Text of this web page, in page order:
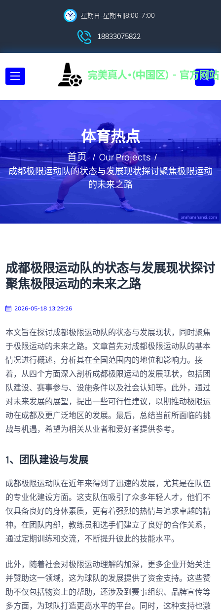
星期日-星期五||8:00-7:00
18833075822
体育热点
首页
Our Projects
成都极限运动队的状态与发展现状探讨聚焦极限运动
的未来之路
成都极限运动队的状态与发展现状探讨
聚焦极限运动的未来之路
2026-05-18 13:29:26
本文旨在探讨成都极限运动队的状态与发展现状，同时聚焦
于极限运动的未来之路。文章首先对成都极限运动队的基本
情况进行概述，分析其在全国范围内的地位和影响力。接
着，从四个方面深入剖析成都极限运动的发展现状，包括团
队建设、赛事参与、设施条件以及社会认知等。此外，通过
对未来发展的展望，提出一些可行性建议，以期推动极限运
动在成都及更广泛地区的发展。最后，总结当前所面临的挑
战与机遇，希望为相关从业者和爱好者提供参考。
1、团队建设与发展
成都极限运动队在近年来得到了迅速的发展，尤其是在队伍
的专业化建设方面。这支队伍吸引了众多年轻人才，他们不
仅具备良好的身体素质，更有着强烈的热情与追求卓越的精
神。在团队内部，教练员和选手们建立了良好的合作关系，
通过定期训练和交流，不断提升彼此的技能水平。
此外，随着社会对极限运动理解的加深，更多企业开始关注
并赞助这一领域，这为球队的发展提供了资金支持。这些赞
助不仅包括物资上的帮助，还涉及到赛事组织、品牌宣传等
多方面，为球队打造更高水平的平台。同时，这种支持也激